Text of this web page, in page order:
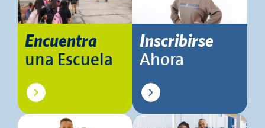
Encuentra
una Escuela
Inscribirse
Ahora